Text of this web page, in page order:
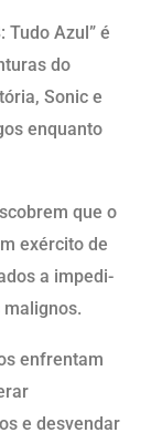
Tudo Azul” é
do
Sonic e
enquanto
que o
exército de
a impedi-
malignos.
enfrentam
e desvendar